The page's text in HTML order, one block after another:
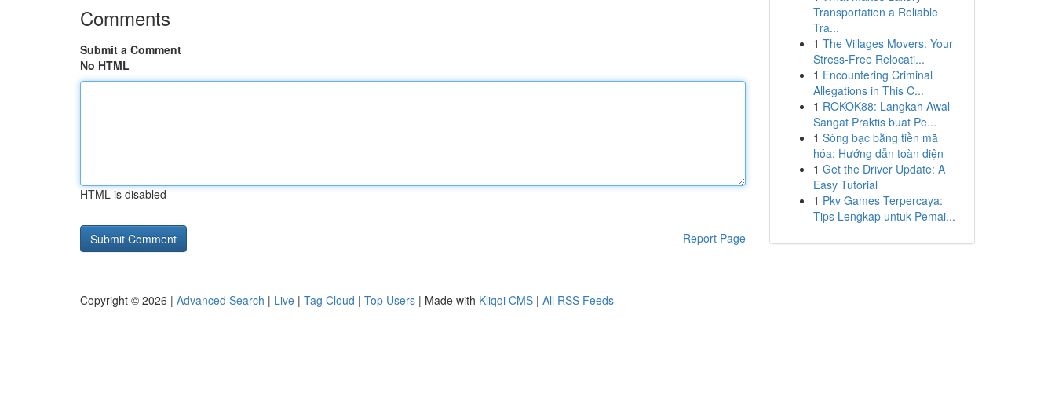
Comments
Submit a Comment
No HTML
HTML is disabled
Report Page
Transportation a Reliable
Tra...
1 The Villages Movers: Your
Stress-Free Relocati...
1 Encountering Criminal
Allegations in This C...
1 ROKOK88: Langkah Awal
Sangat Praktis buat Pe...
1 Sòng bạc bằng tiền mã
hóa: Hướng dẫn toàn diện
1 Get the Driver Update: A
Easy Tutorial
1 Pkv Games Terpercaya:
Tips Lengkap untuk Pemai...
Copyright © 2026 | Advanced Search | Live | Tag Cloud | Top Users | Made with Kliqqi CMS | All RSS Feeds